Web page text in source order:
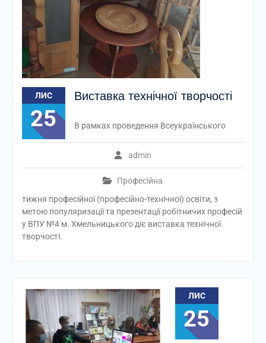
ЛИС
25
Виставка технічної творчості
admin
Професійна
В рамках проведення Всеукраїнського
тижня професійної (професійно-технічної) освіти, з
метою популяризації та презентації робітничих професій
у ВПУ №4 м. Хмельницького діє виставка технічної
творчості.
ЛИС
25